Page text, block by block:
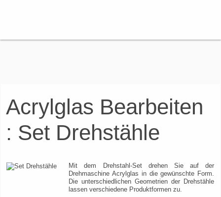
Acrylglas Bearbeiten
: Set Drehstähle
Mit dem Drehstahl-Set drehen Sie auf der
Drehmaschine Acrylglas in die gewünschte Form.
Die unterschiedlichen Geometrien der Drehstähle
lassen verschiedene Produktformen zu.